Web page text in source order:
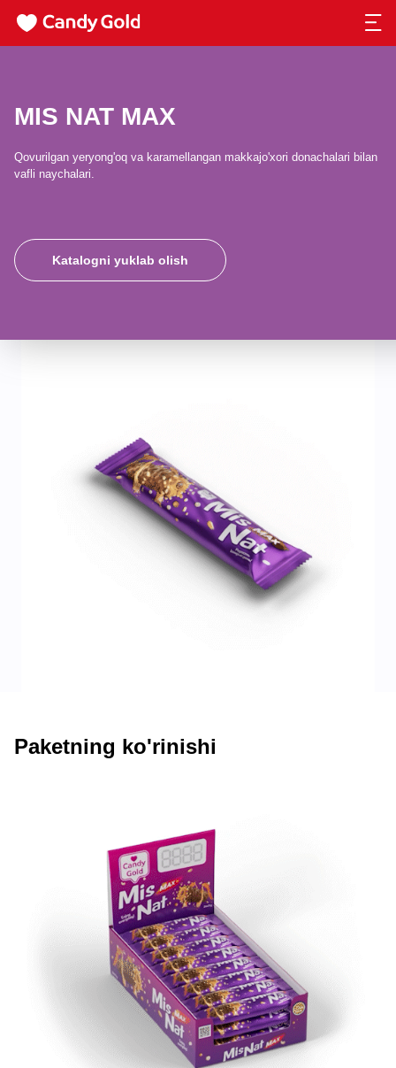
MIS NAT MAX
Qovurilgan yeryong'oq va karamellangan makkajo'xori donachalari bilan
vafli naychalari.
Katalogni yuklab olish
Paketning ko'rinishi